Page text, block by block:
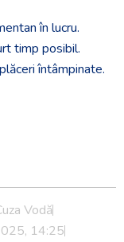
în lucru.
timp posibil.
întâmpinate.
Vodă
14:25